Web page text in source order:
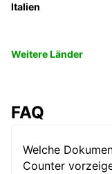
Italien
Weitere Länder
FAQ
Welche
Counter